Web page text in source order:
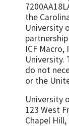
the
University
ICF Macro,
University.
do not
or the
University
123 West
Chapel